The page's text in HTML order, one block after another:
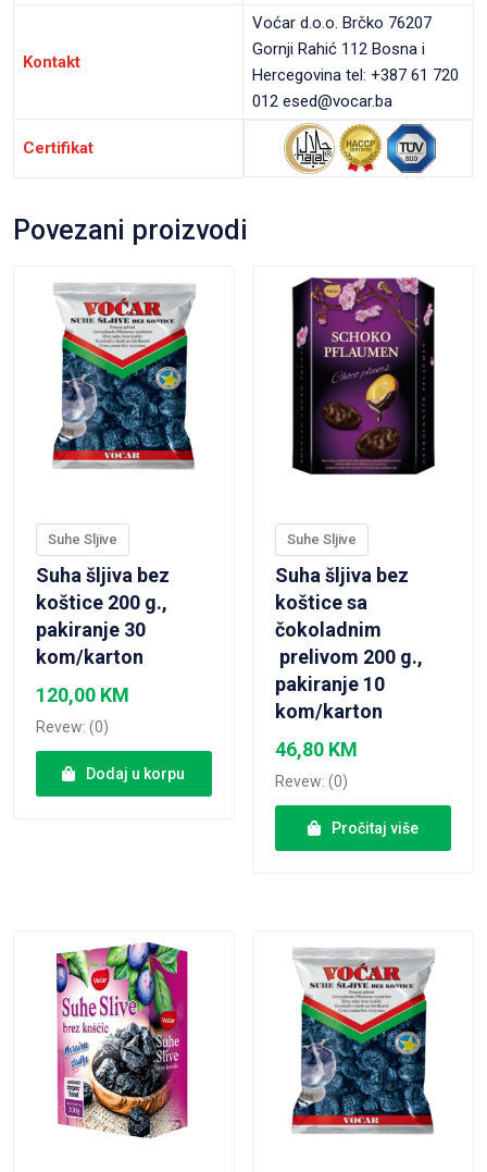
Kontakt
Voćar d.o.o. Brčko 76207
Gornji Rahić 112 Bosna i
Hercegovina tel: +387 61 720
012 esed@vocar.ba
Certifikat
Povezani proizvodi
VIEW PRODUCT
Suhe Sljive
Suha šljiva bez
koštice 200 g.,
pakiranje 30
kom/karton
120,00 KM
Revew: (0)
Dodaj u korpu
Suhe Sljive
Suha šljiva bez
koštice sa
čokoladnim
prelivom 200 g.,
pakiranje 10
kom/karton
46,80 KM
Revew: (0)
Pročitaj više